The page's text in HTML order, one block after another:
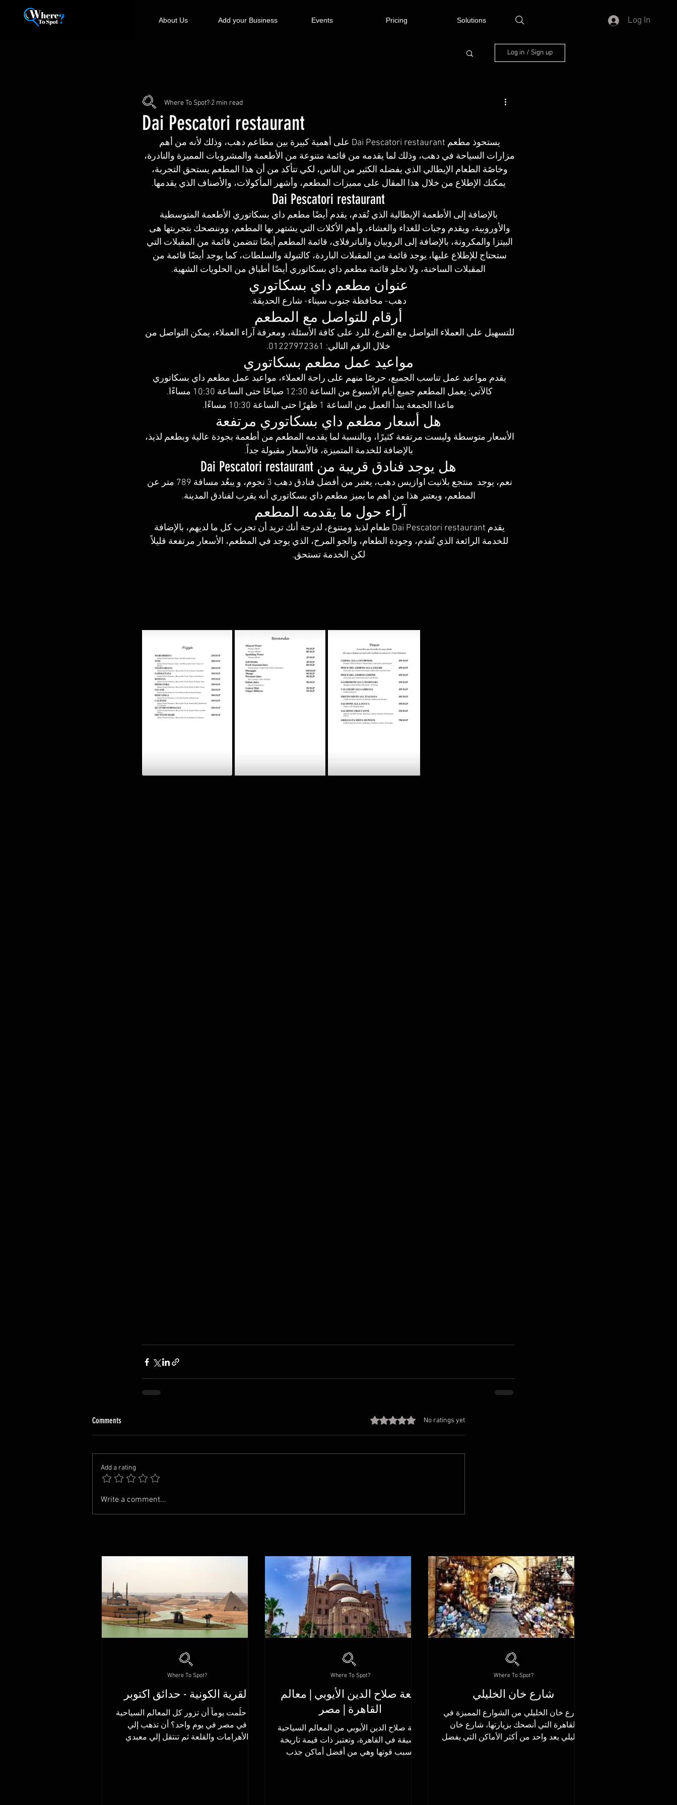
About Us Add your Business Events Pricing Solutions Log In
Log in / Sign up
Dai Pescatori restaurant
Where To Spot? 2 min read
يستحوذ مطعم Dai Pescatori restaurant على أهمية كبيرة بين مطاعم دهب، وذلك لأنه من أهم
مزارات السياحة في دهب، وذلك لما يقدمه من قائمة متنوعة من الأطعمة والمشروبات المميزة والنادرة،
وخاصًة الطعام الإيطالي الذي يفضله الكثير من الناس، لكي تتأكد من أن هذا المطعم يستحق التجربة،
يمكنك الإطلاع من خلال هذا المقال على مميزات المطعم، وأشهر المأكولات، والأصناف الذي يقدمها.
Dai Pescatori restaurant
بالإضافة إلى الأطعمة الإيطالية الذي تُقدم، يقدم أيضًا مطعم داي بسكاتوري الأطعمة المتوسطية
والأوروبية، ويقدم وجبات للغداء والعشاء، وأهم الأكلات التي يشتهر بها المطعم، ووننصحك بتجربتها هى
البيتزا والمكرونة، بالإضافة إلى الروبيان والباترفلاى، قائمة المطعم أيضًا تتضمن قائمة من المقبلات التي
ستحتاج للإطلاع عليها، يوجد قائمة من المقبلات الباردة، كالتبولة والسلطات، كما يوجد أيضًا قائمة من
المقبلات الساخنة، ولا تخلو قائمة مطعم داي بسكاتوري أيضًا أطباق من الحلويات الشهية.
عنوان مطعم داي بسكاتوري
دهب- محافظة جنوب سيناء- شارع الحديقة.
أرقام للتواصل مع المطعم
للتسهيل على العملاء التواصل مع الفرع، للرد على كافة الأسئلة، ومعرفة آراء العملاء، يمكن التواصل من
خلال الرقم التالي: 01227972361.
مواعيد عمل مطعم بسكاتوري
يقدم مواعيد عمل تناسب الجميع، حرصًا منهم على راحة العملاء، مواعيد عمل مطعم داي بسكاتوري
كالآتي: يعمل المطعم جميع أيام الأسبوع من الساعة 12:30 صباحًا حتى الساعة 10:30 مساءًا.
ماعدا الجمعة يبدأ العمل من الساعة 1 ظهرًا حتى الساعة 10:30 مساءًا.
هل أسعار مطعم داي بسكاتوري مرتفعة
الأسعار متوسطة وليست مرتفعة كثيرًا، وبالنسبة لما يقدمه المطعم من أطعمة بجودة عالية وبطعم لذيذ،
بالإضافة للخدمة المتميزة، فالأسعار مقبولة جداً.
هل يوجد فنادق قريبة من Dai Pescatori restaurant
نعم، يوجد  منتجع بلانيت اوازيس دهب، يعتبر من أفضل فنادق دهب 3 نجوم، و يبعُد مسافة 789 متر عن
المطعم، ويعتبر هذا من أهم ما يميز مطعم داي بسكاتوري أنه يقرب لفنادق المدينة.
آراء حول ما يقدمه المطعم
يقدم Dai Pescatori restaurant طعام لذيذ ومتنوع، لدرجة أنك تريد أن تجرب كل ما لديهم، بالإضافة
للخدمة الرائعة الذي تُقدم، وجودة الطعام، والجو المرح، الذي يوجد في المطعم، الأسعار مرتفعة قليلاً
لكن الخدمة تستحق.
Comments Rated 0 out of 5 stars.
No ratings yet
Add a rating
Write a comment...
القرية الكونية - حدائق اكتوبر
هل حلُمت يوماً أن تزور كل المعالم السياحية
في مصر في يوم واحد؟ أن تذهب إلي
الأهرامات والقلعة ثم تنتقل إلي معبدي
Where To Spot?
قلعة صلاح الدين الأيوبي | معالم
القاهرة | مصر
قلعة صلاح الدين الأيوبي من المعالم السياحية
الشيقة في القاهرة، وتعتبر ذات قيمة تاريخة
بسبب قوتها وهي من أفضل أماكن جذب
Where To Spot?
شارع خان الخليلي
شارع خان الخليلي من الشوارع المميزة في
القاهرة التي أنصحك بزيارتها، شارع خان
الخليلي يعد واحد من أكثر الأماكن التي يفضل
Where To Spot?